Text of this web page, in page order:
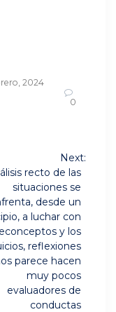
2024
0
Next:
recto de las
situaciones se
desde un
a luchar con
y los
reflexiones
parece hacen
muy pocos
evaluadores de
conductas